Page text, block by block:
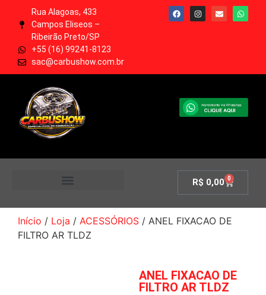
Rua Alagoas, 433
Campos Eliseos –
Ribeirão Preto/SP
+55 (16) 99241-8123
sac@carbushow.com.br
R$ 0,00 0
Início / Loja / ACESSÓRIOS / ANEL FIXACAO DE
FILTRO AR TLDZ
ANEL FIXACAO DE
FILTRO AR TLDZ